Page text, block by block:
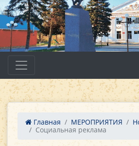
Главная МЕРОПРИЯТИЯ
Социальная реклама